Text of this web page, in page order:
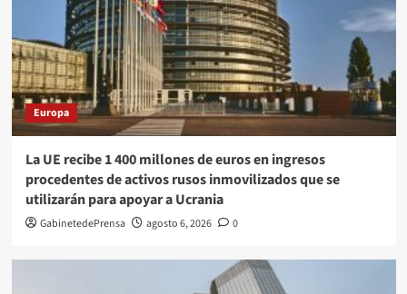
Europa
La UE recibe 1 400 millones de euros en ingresos
procedentes de activos rusos inmovilizados que se
utilizarán para apoyar a Ucrania
GabinetedePrensa agosto 6, 2026 0